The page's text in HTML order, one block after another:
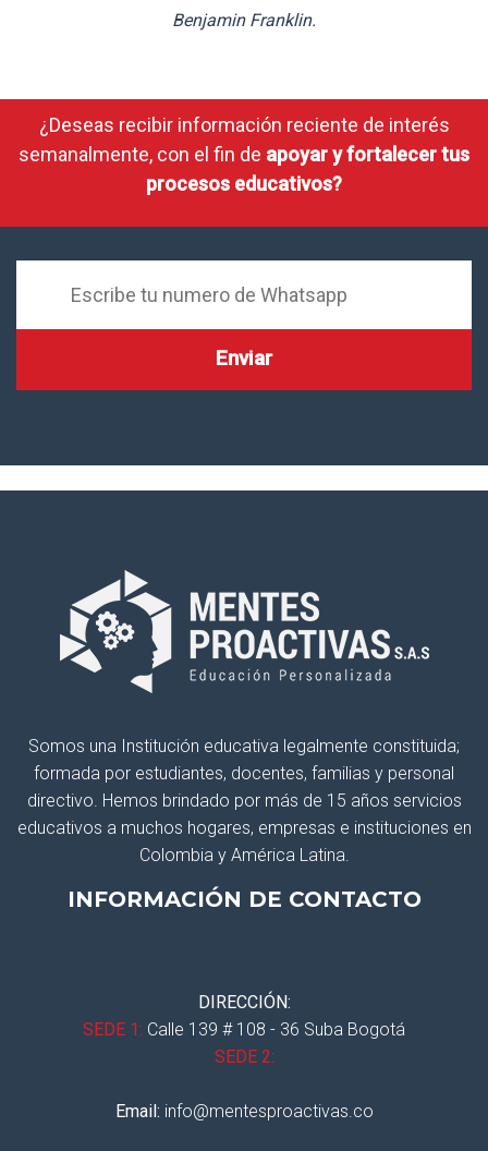
Benjamin Franklin.
¿Deseas recibir información reciente de interés
semanalmente, con el fin de apoyar y fortalecer tus
procesos educativos?
Somos una Institución educativa legalmente constituida;
formada por estudiantes, docentes, familias y personal
directivo. Hemos brindado por más de 15 años servicios
educativos a muchos hogares, empresas e instituciones en
Colombia y América Latina.
INFORMACIÓN DE CONTACTO
DIRECCIÓN:
SEDE 1: Calle 139 # 108 - 36 Suba Bogotá
SEDE 2:
Email: info@mentesproactivas.co